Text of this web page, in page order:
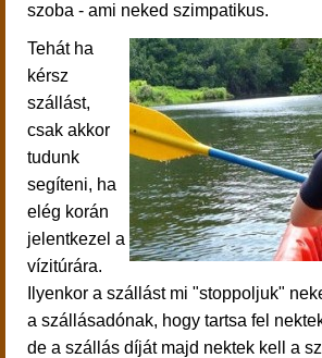
szoba - ami neked szimpatikus.
Tehát ha
kérsz
szállást,
csak akkor
tudunk
segíteni, ha
elég korán
jelentkezel a
vízitúrára.
Ilyenkor a szállást mi "stoppoljuk"
a szállásadónak, hogy tartsa fel
de a szállás díját majd nektek kell a